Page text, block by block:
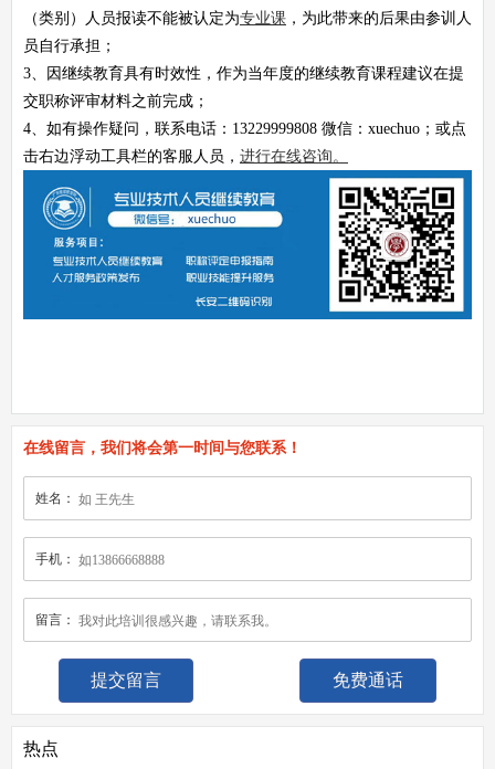
（类别）人员报读不能被认定为专业课 ，为此带来的后果由参训人
员自行承担；
3、因继续教育具有时效性，作为当年度的继续教育课程建议在提
交职称评审材料之前完成；
4、如有操作疑问，联系电话：13229999808 微信：xuechuo；或点
击右边浮动工具栏的客服人员， 进行在线咨询。
在线留言，我们将会第一时间与您联系！
姓名：
手机：
留言：
免费通话
热点